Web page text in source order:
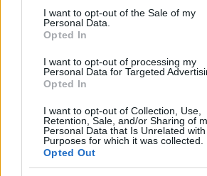
consent section.
I want to opt-out of the Sale of my
Personal Data.
Opted In
I want to opt-out of processing my
Personal Data for Targeted
Opted In
I want to opt-out of Collection, Use,
Retention, Sale, and/or Sharing of
Personal Data that Is Unrelated
Purposes for which it was collected.
Opted Out
του 54χρονος αλλοδαπός, όταν η
μοτοσυκλέτα που οδηγούσε
της και ανετράπη.
Κάνε κλικ και δες
Flash.grστην αναζήτηση